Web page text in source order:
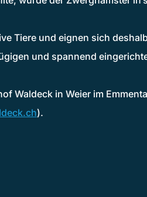
Tiere und eignen sich
und spannend
Waldeck in Weier im
).